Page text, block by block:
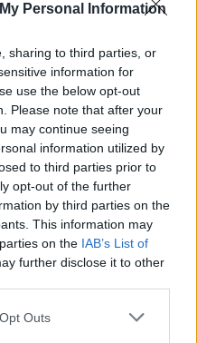
Personal Information
sharing to third parties, or
information for
use the below opt-out
Please note that after your
may continue seeing
information utilized by
to third parties prior to
opt-out of the further
by third parties on the
This information may
on the IAB’s List of
further disclose it to other
uses one or more Google
Outs
από Moody's -
παίρνει στα
σήμερα έγινε
Τραμπ, αλλά και
Συντακτική
Flash.gr